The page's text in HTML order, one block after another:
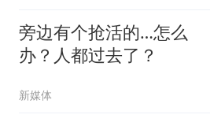
旁边有个抢活的…怎么
办？人都过去了？
新媒体